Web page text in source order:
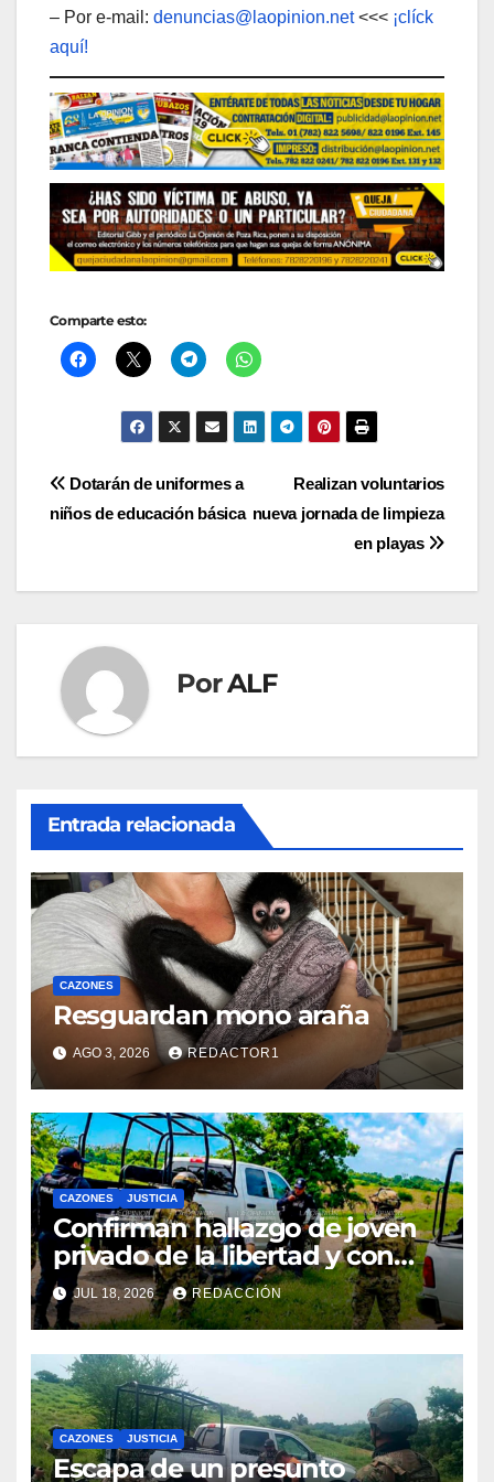
– Por e-mail: denuncias@laopinion.net<<< ¡clíck
aquí!
Comparte esto:
Navegación
entradas
Realizan voluntarios
nueva jornada de limpieza
en playas
Dotarán de uniformes a
niños de educación básica
PorALF
Entrada relacionada
CAZONES
Resguardan mono araña
AGO 3, 2026 REDACTOR1
CAZONES JUSTICIA
Confirman hallazgo de joven
privado de la libertad y con
huellas de violencia
JUL 18, 2026 REDACCIÓN
CAZONES JUSTICIA
Escapa de un presunto